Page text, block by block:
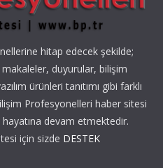
hitap edecek şekilde;
duyurular, bilişim
ürünleri tanıtımı gibi farklı
Profesyonelleri haber sitesi
devam etmektedir.
için sizde DESTEK